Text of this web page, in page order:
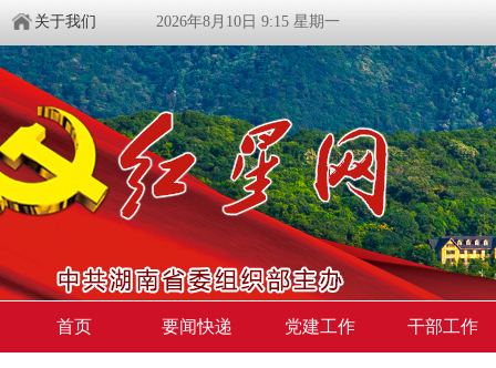
关于我们 2026年8月10日 9:15 星期一
首页 要闻快递 党建工作 干部工作